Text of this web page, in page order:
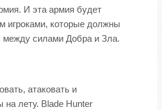
И эта армия будет
игроками, которые должны
между силами Добра и Зла.
атаковать и
на лету. Blade Hunter